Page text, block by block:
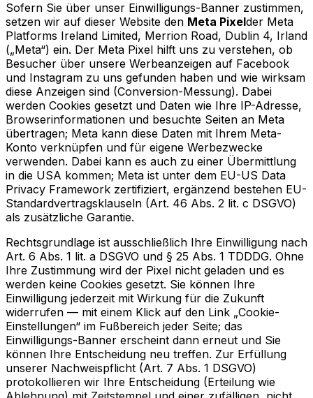
Sofern Sie über unser Einwilligungs-Banner zustimmen,
setzen wir auf dieser Website den Meta Pixelder Meta
Platforms Ireland Limited, Merrion Road, Dublin 4, Irland
(„Meta“) ein. Der Meta Pixel hilft uns zu verstehen, ob
Besucher über unsere Werbeanzeigen auf Facebook
und Instagram zu uns gefunden haben und wie wirksam
diese Anzeigen sind (Conversion-Messung). Dabei
werden Cookies gesetzt und Daten wie Ihre IP-Adresse,
Browserinformationen und besuchte Seiten an Meta
übertragen; Meta kann diese Daten mit Ihrem Meta-
Konto verknüpfen und für eigene Werbezwecke
verwenden. Dabei kann es auch zu einer Übermittlung
in die USA kommen; Meta ist unter dem EU-US Data
Privacy Framework zertifiziert, ergänzend bestehen EU-
Standardvertragsklauseln (Art. 46 Abs. 2 lit. c DSGVO)
als zusätzliche Garantie.
Rechtsgrundlage ist ausschließlich Ihre Einwilligung nach
Art. 6 Abs. 1 lit. a DSGVO und § 25 Abs. 1 TDDDG. Ohne
Ihre Zustimmung wird der Pixel nicht geladen und es
werden keine Cookies gesetzt. Sie können Ihre
Einwilligung jederzeit mit Wirkung für die Zukunft
widerrufen — mit einem Klick auf den Link „Cookie-
Einstellungen“ im Fußbereich jeder Seite; das
Einwilligungs-Banner erscheint dann erneut und Sie
können Ihre Entscheidung neu treffen. Zur Erfüllung
unserer Nachweispflicht (Art. 7 Abs. 1 DSGVO)
protokollieren wir Ihre Entscheidung (Erteilung wie